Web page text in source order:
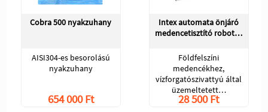
Cobra 500 nyakzuhany
AISI304-es besorolású
nyakzuhany
654 000 Ft
Intex automata önjáró
medencetisztító robot…
Földfelszíni
medencékhez,
vízforgatószivattyú által
üzemeltetett…
28 500 Ft